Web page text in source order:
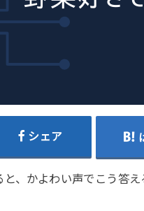
シェア
、かよわい声でこう答え